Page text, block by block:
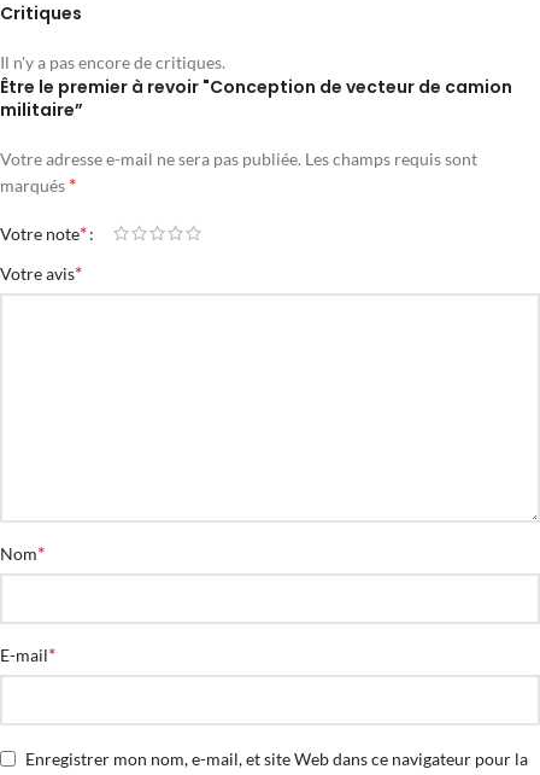
Critiques
Il n'y a pas encore de critiques.
Être le premier à revoir "Conception de vecteur de camion
militaire”
Votre adresse e-mail ne sera pas publiée. Les champs requis sont
marqués *
Votre note*
Votre avis*
Nom*
E-mail*
Enregistrer mon nom, e-mail, et site Web dans ce navigateur pour la